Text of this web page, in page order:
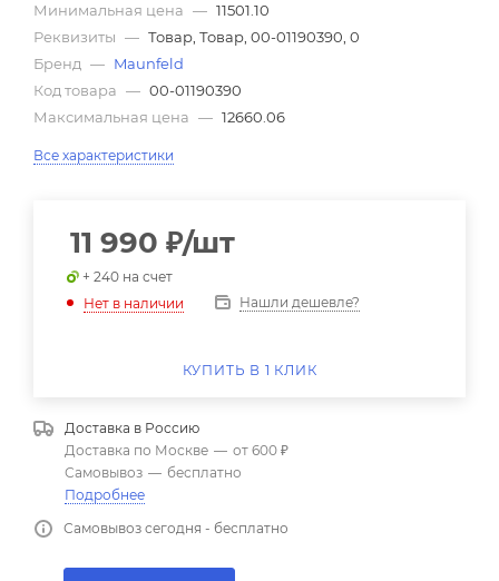
Минимальная цена — 11501.10
Реквизиты — Товар, Товар, 00-01190390, 0
Бренд — Maunfeld
Код товара — 00-01190390
Максимальная цена — 12660.06
Все характеристики
11 990 ₽/шт
+ 240 на счет
Нет в наличии
Нашли дешевле?
КУПИТЬ В 1 КЛИК
Доставка в Россию
Доставка по Москве — от 600 ₽
Самовывоз — бесплатно
Подробнее
Самовывоз сегодня - бесплатно